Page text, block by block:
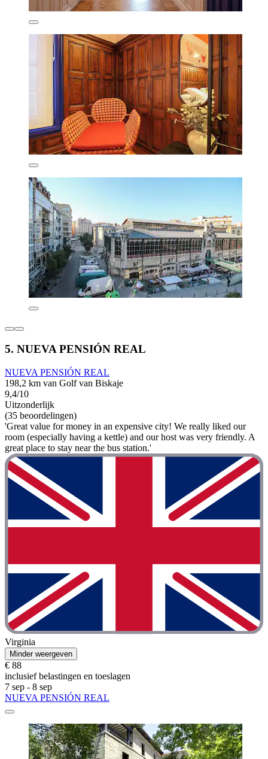
5. NUEVA PENSIÓN REAL
NUEVA PENSIÓN REAL
198,2 km van Golf van Biskaje
9,4/10
Uitzonderlijk
(35 beoordelingen)
'Great value for money in an expensive city! We really liked our
room (especially having a kettle) and our host was very friendly. A
great place to stay near the bus station.'
Virginia
Minder weergeven
€ 88
inclusief belastingen en toeslagen
7 sep - 8 sep
NUEVA PENSIÓN REAL